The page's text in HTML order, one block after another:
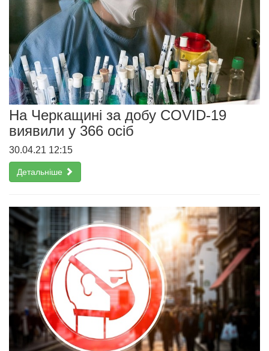
На Черкащині за добу COVID-19
виявили у 366 осіб
30.04.21 12:15
Детальніше